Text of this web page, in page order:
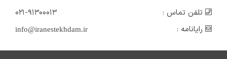
تلفن تماس :
۰۲۱-۹۱۳۰۰۰۱۳
رایانامه :
info@iranestekhdam.ir